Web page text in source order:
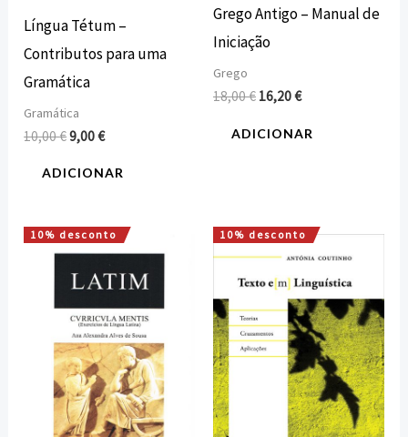
Língua Tétum –
Contributos para uma
Gramática
Gramática
10,00€9,00€
ADICIONAR
Grego Antigo – Manual de
Iniciação
Grego
18,00€ 16,20€
ADICIONAR
10% desconto
O
preço
original
era:
14,70 €.
O
preço
atual
é:
13,23 €.
10% desconto
O
preço
original
era:
15,00 €.
O
preço
atual
13,50 €.